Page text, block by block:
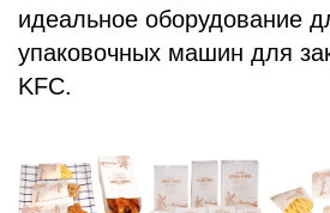
идеальное оборудование
упаковочных машин для
KFC.